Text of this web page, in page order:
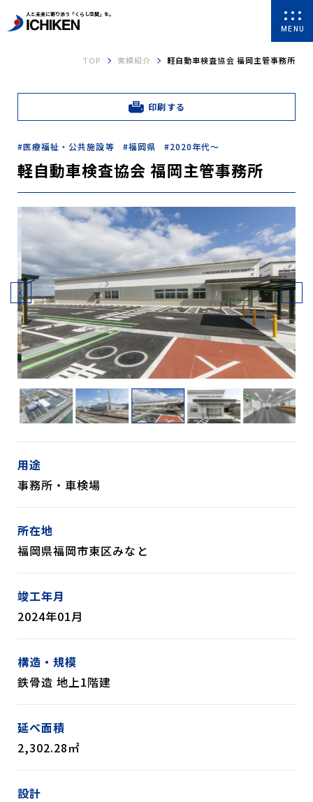
人と未来に寄り添う「くらし空間」を。
MENU
TOP 実績紹介 軽自動車検査協会 福岡主管事務所
印刷する
医療福祉・公共施設等 福岡県 2020年代～
軽自動車検査協会 福岡主管事務所
用途
事務所・車検場
所在地
福岡県福岡市東区みなと
竣工年月
2024年01月
構造・規模
鉄骨造 地上1階建
延べ面積
2,302.28㎡
設計